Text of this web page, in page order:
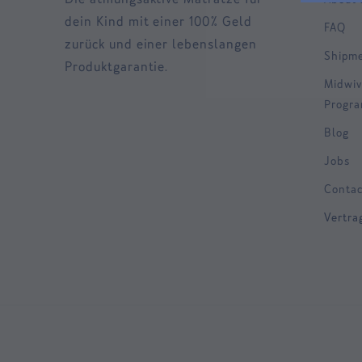
dein Kind mit einer 100% Geld
zurück und einer lebenslangen
Produktgarantie.
FAQ
Blog
Jobs